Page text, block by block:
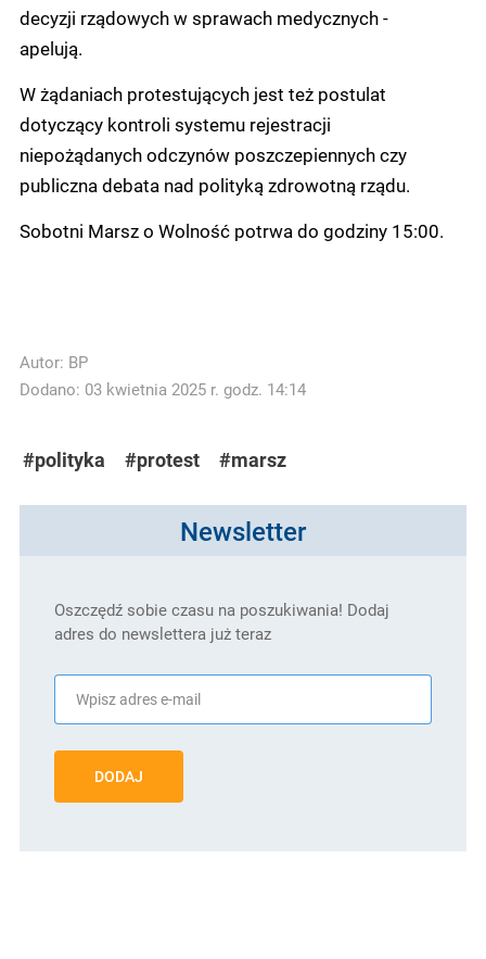
decyzji rządowych w sprawach medycznych -
apelują.
W żądaniach protestujących jest też postulat
dotyczący kontroli systemu rejestracji
niepożądanych odczynów poszczepiennych czy
publiczna debata nad polityką zdrowotną rządu.
Sobotni Marsz o Wolność potrwa do godziny 15:00.
Autor: BP
Dodano: 03 kwietnia 2025 r. godz. 14:14
#polityka #protest #marsz
Newsletter
Oszczędź sobie czasu na poszukiwania! Dodaj
adres do newslettera już teraz
DODAJ